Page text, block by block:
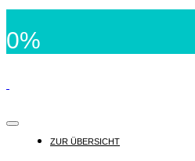
0%
ZUR ÜBERSICHT